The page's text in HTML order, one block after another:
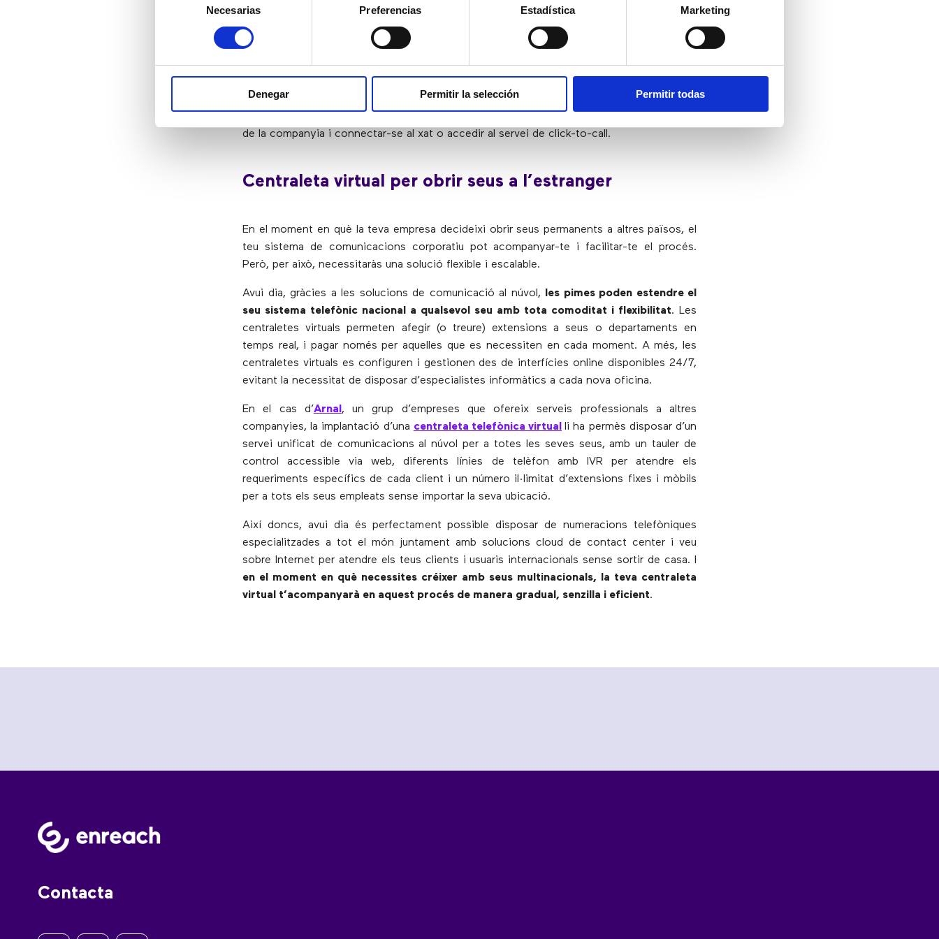
consentimiento
Necesarias Preferencias Estadística Marketing
Denegar Permitir la selección Permitir todas
A més de l’atenció telefònica, les pimes també disposen d’altres opcions per atendre els
seus clients a tot el món. Existeixen eines de comunicació innovadores com el
o el
click-to-call
que permeten als usuaris connectar amb les empreses amb un únic requisit:
tenir accés a Internet. Els usuaris ja no necessiten trucar a un número de telèfon, sinó
contactar amb les empreses a través de canals de comunicació online
gràcies a la multicanalitat
omnicanalitat. Per exemple, si un usuari es troba a Bali i vol
de la companyia i connectar-se al xat o accedir al servei de click-to-call.
Centraleta virtual per obrir seus a l’estranger
En el moment en què la teva empresa decideixi obrir seus permanents a altres països, el
teu sistema de comunicacions corporatiu pot acompanyar-te i facilitar-te el procés.
Però, per això, necessitaràs una solució flexible i escalable.
Avui dia, gràcies a les solucions de comunicació al núvol,
les pimes poden estendre el
seu sistema telefònic nacional a qualsevol seu amb tota comoditat i flexibilitat. Les
centraletes virtuals permeten afegir (o treure) extensions a seus o departaments en
temps real, i pagar només per aquelles que es necessiten en cada moment. A més, les
centraletes virtuals es configuren i gestionen des de interfícies online disponibles 24/7,
evitant la necessitat de disposar d’especialistes informàtics a cada nova oficina.
En el cas d’Arnal , un grup d’empreses que ofereix serveis professionals a altres
companyies, la implantació d’una centraleta telefònica virtual
li ha permès disposar d’un
servei unificat de comunicacions al núvol per a totes les seves seus, amb un tauler de
control accessible via web, diferents línies de telèfon amb IVR per atendre els
requeriments específics de cada client i un número il·limitat d’extensions fixes i mòbils
per a tots els seus empleats sense importar la seva ubicació.
Així doncs, avui dia és perfectament possible disposar de numeracions telefòniques
especialitzades a tot el món juntament amb solucions cloud de contact center i veu
sobre Internet per atendre els teus clients i usuaris internacionals sense sortir de casa. I
en el moment en què necessites créixer amb seus multinacionals, la teva centraleta
virtual t’acompanyarà en aquest procés de manera gradual, senzilla i eficient.
Contacta